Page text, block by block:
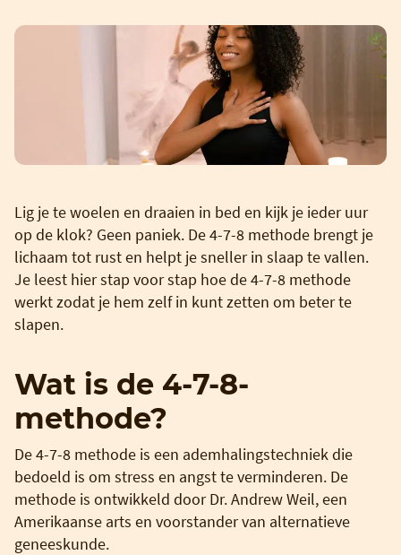
Lig je te woelen en draaien in bed en kijk je ieder uur
op de klok? Geen paniek. De 4-7-8 methode brengt je
lichaam tot rust en helpt je sneller in slaap te vallen.
Je leest hier stap voor stap hoe de 4-7-8 methode
werkt zodat je hem zelf in kunt zetten om beter te
slapen.
Wat is de 4-7-8-
methode?
De 4-7-8 methode is een ademhalingstechniek die
bedoeld is om stress en angst te verminderen. De
methode is ontwikkeld door Dr. Andrew Weil, een
Amerikaanse arts en voorstander van alternatieve
geneeskunde.